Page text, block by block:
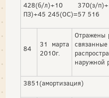
428(б/л)+10 370(з/
ПЗ)+45 245(ОС)=57 516
84
31 марта
2010г.
Отражены
наружной
3851(амортизация)